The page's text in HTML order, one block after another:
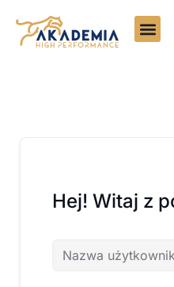
treści
Hej! Witaj z